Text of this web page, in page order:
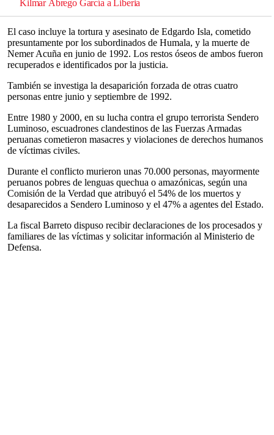
Kilmar Ábrego García a Liberia
El caso incluye la tortura y asesinato de Edgardo Isla, cometido
presuntamente por los subordinados de Humala, y la muerte de
Nemer Acuña en junio de 1992. Los restos óseos de ambos fueron
recuperados e identificados por la justicia.
También se investiga la desaparición forzada de otras cuatro
personas entre junio y septiembre de 1992.
Entre 1980 y 2000, en su lucha contra el grupo terrorista Sendero
Luminoso, escuadrones clandestinos de las Fuerzas Armadas
peruanas cometieron masacres y violaciones de derechos humanos
de víctimas civiles.
Durante el conflicto murieron unas 70.000 personas, mayormente
peruanos pobres de lenguas quechua o amazónicas, según una
Comisión de la Verdad que atribuyó el 54% de los muertos y
desaparecidos a Sendero Luminoso y el 47% a agentes del Estado.
La fiscal Barreto dispuso recibir declaraciones de los procesados y
familiares de las víctimas y solicitar información al Ministerio de
Defensa.